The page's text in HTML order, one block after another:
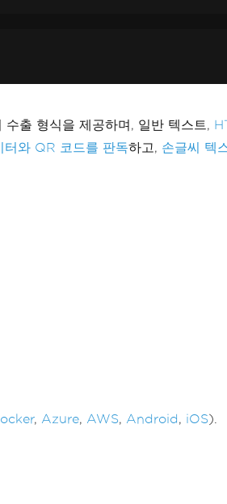
수출 형식을 제공하며, 일반 텍스트,
터와 QR 코드를 판독하고, 손글씨 텍
, Azure, AWS, Android, iOS).